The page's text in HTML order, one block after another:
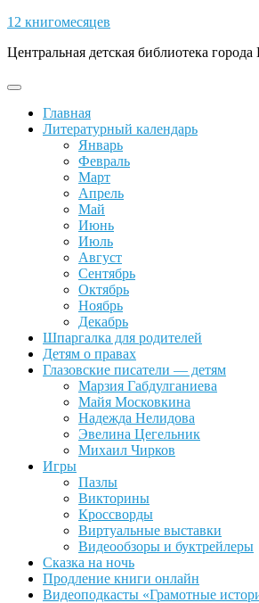
Skip
content
12 книгомесяцев
Центральная детская библиотека города
Open
ButtonГлавная
Литературный календарь
Январь
Февраль
Март
Апрель
Май
Июнь
Июль
Август
Сентябрь
Октябрь
Ноябрь
Декабрь
Шпаргалка для родителей
Детям о правах
Глазовские писатели — детям
Марзия Габдулганиева
Майя Московкина
Надежда Нелидова
Эвелина Цегельник
Михаил Чирков
Игры
Пазлы
Викторины
Кроссворды
Виртуальные выставки
Видеообзоры и буктрейлеры
Сказка на ночь
Продление книги онлайн
Видеоподкасты «Грамотные